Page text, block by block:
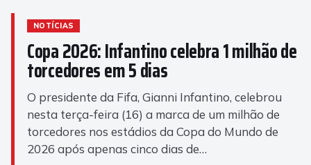
NOTÍCIAS
Copa 2026: Infantino celebra 1 milhão de
torcedores em 5 dias
O presidente da Fifa, Gianni Infantino, celebrou
nesta terça-feira (16) a marca de um milhão de
torcedores nos estádios da Copa do Mundo de
2026 após apenas cinco dias de…